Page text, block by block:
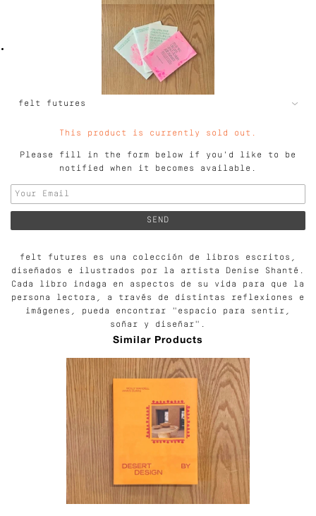
This product is currently sold out.
Please fill in the form below if you'd like to be
notified when it becomes available.
felt futures es una colección de libros escritos,
diseñados e ilustrados por la artista Denise Shanté.
Cada libro indaga en aspectos de su vida para que la
persona lectora, a través de distintas reflexiones e
imágenes, pueda encontrar "espacio para sentir,
soñar y diseñar".
Similar Products